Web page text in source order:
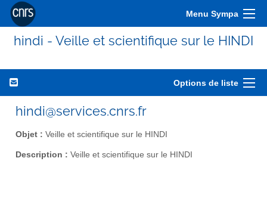
Menu Sympa
hindi - Veille et scientifique sur le HINDI
Options de liste
hindi@services.cnrs.fr
Objet : Veille et scientifique sur le HINDI
Description : Veille et scientifique sur le HINDI